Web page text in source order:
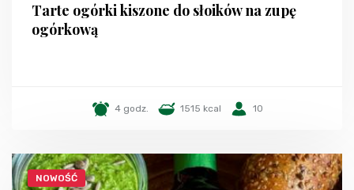
Tarte ogórki kiszone do słoików na zupę
ogórkową
4 godz. 1515 kcal 10
NOWOŚĆ